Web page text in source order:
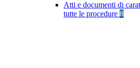
Atti e documenti di
tutte le procedure 8